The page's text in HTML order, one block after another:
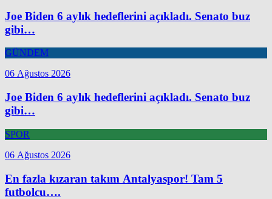
Joe Biden 6 aylık hedeflerini açıkladı. Senato buz
gibi…
GÜNDEM
06 Ağustos 2026
Joe Biden 6 aylık hedeflerini açıkladı. Senato buz
gibi…
SPOR
06 Ağustos 2026
En fazla kızaran takım Antalyaspor! Tam 5
futbolcu….